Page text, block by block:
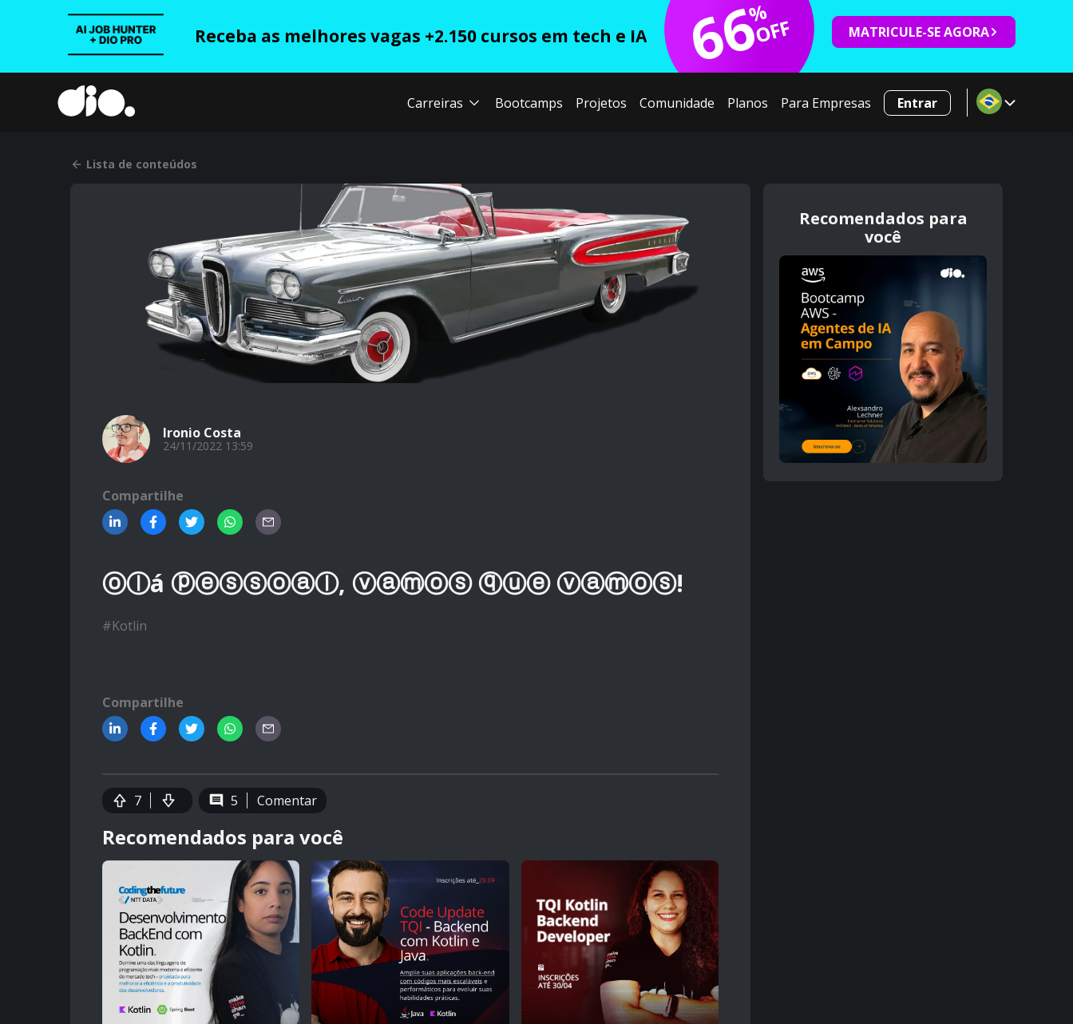
Receba as melhores vagas +2.150 cursos em tech e IA 66
%
OFF MATRICULE-SE AGORA
Carreiras Bootcamps Projetos Comunidade Planos Para Empresas Entrar
Lista de conteúdos
Ironio Costa
24/11/2022 13:59
Compartilhe
ⓞⓛá ⓟⓔⓢⓢⓞⓐⓛ, ⓥⓐⓜⓞⓢ ⓠⓤⓔ ⓥⓐⓜⓞⓢ!
#Kotlin
Compartilhe
7 5 Comentar
Recomendados para você
Recomendados para
você